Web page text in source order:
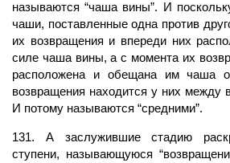
называются “чаша вины”. И
чаши, поставленные одна против
их возвращения и впереди них
силе чаша вины, а с момента их
расположена и обещана им чаша
возвращения находится у них между
И потому называются “средними”.
131. А заслужившие стадию
ступени, называющуюся